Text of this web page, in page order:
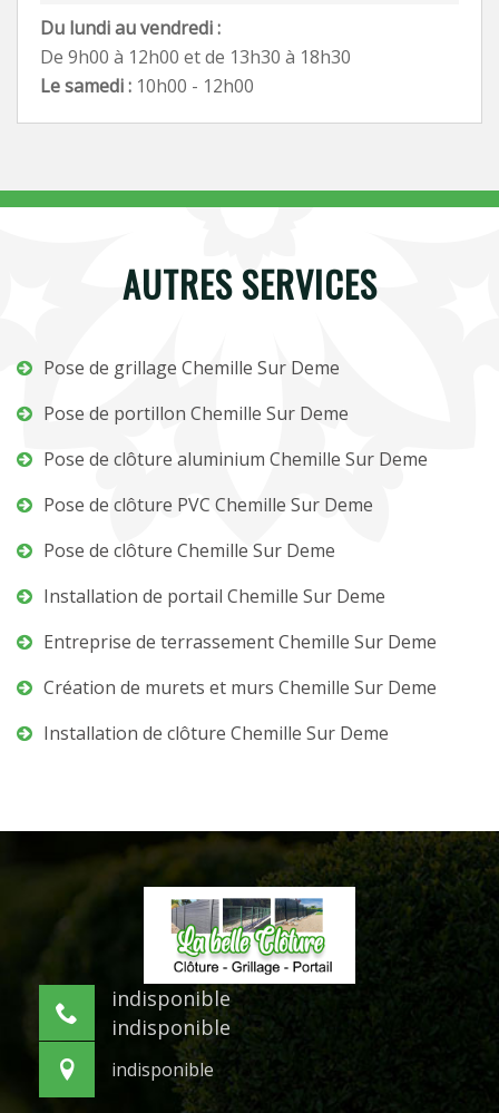
Du lundi au vendredi :
De 9h00 à 12h00 et de 13h30 à 18h30
Le samedi : 10h00 - 12h00
AUTRES SERVICES
Pose de grillage Chemille Sur Deme
Pose de portillon Chemille Sur Deme
Pose de clôture aluminium Chemille Sur Deme
Pose de clôture PVC Chemille Sur Deme
Pose de clôture Chemille Sur Deme
Installation de portail Chemille Sur Deme
Entreprise de terrassement Chemille Sur Deme
Création de murets et murs Chemille Sur Deme
Installation de clôture Chemille Sur Deme
indisponible
indisponible
indisponible